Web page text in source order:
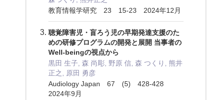
教育情報学研究 23 15-23 2024年12月
聴覚障害児・盲ろう児の早期発達支援のた
めの研修プログラムの開発と展開 当事者の
Well-beingの視点から
黒田 生子, 森 尚彫, 野原 信, 森 つくり, 熊井
正之, 原田 勇彦
Audiology Japan 67 (5) 428-428
2024年9月